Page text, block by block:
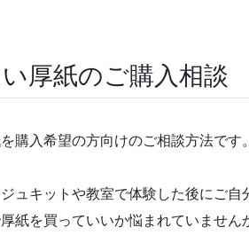
厚紙のご購入相談
購入希望の方向けのご相談方法です。
ュキットや教室で体験した後にご自
紙を買っていいか悩まれていません